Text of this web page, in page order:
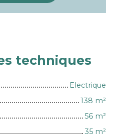
techniques
Electrique
138 m²
56 m²
35 m²